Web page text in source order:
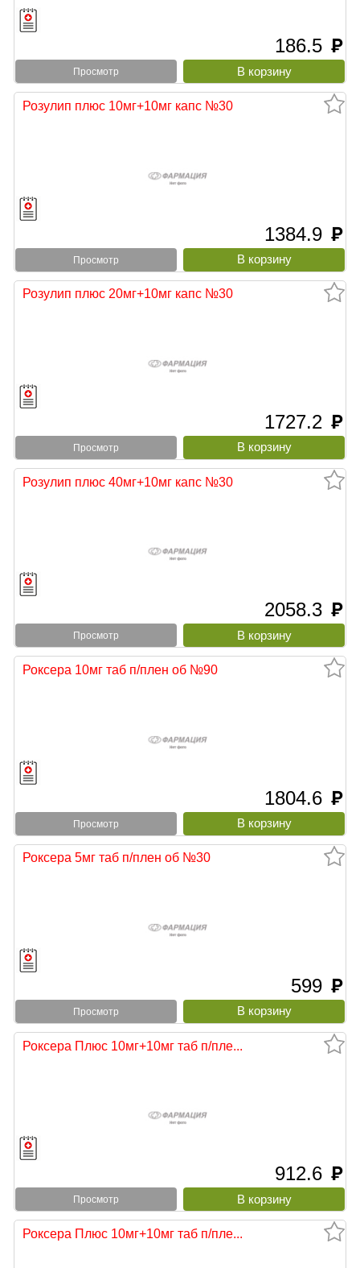
186.5 руб
Просмотр
Розулип плюс 10мг+10мг капс №30
1384.9 руб
Просмотр
Розулип плюс 20мг+10мг капс №30
1727.2 руб
Просмотр
Розулип плюс 40мг+10мг капс №30
2058.3 руб
Просмотр
Роксера 10мг таб п/плен об №90
1804.6 руб
Просмотр
Роксера 5мг таб п/плен об №30
599 руб
Просмотр
Роксера Плюс 10мг+10мг таб п/пле...
912.6 руб
Просмотр
Роксера Плюс 10мг+10мг таб п/пле...